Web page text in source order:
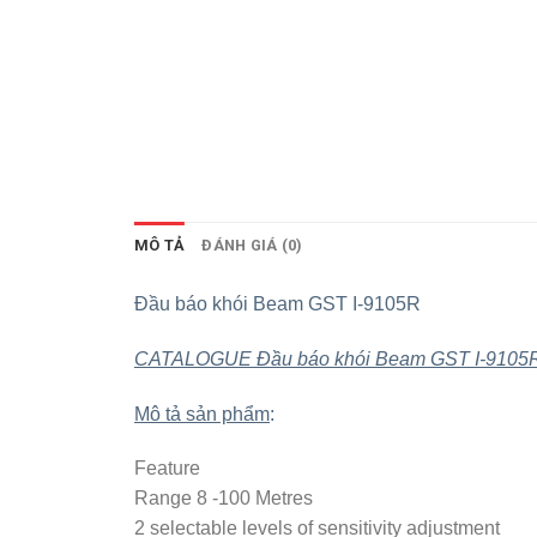
MÔ TẢ ĐÁNH GIÁ (0)
Đầu báo khói Beam GST I-9105R
CATALOGUE Đầu báo khói Beam GST I-
Mô tả sản phẩm:
Feature
Range 8 -100 Metres
2 selectable levels of sensitivity adjustment